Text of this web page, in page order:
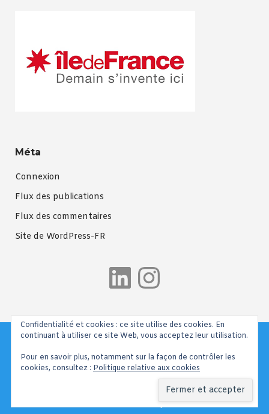
Méta
Connexion
Flux des publications
Flux des commentaires
Site de WordPress-FR
LinkedIn
Menu Principal
Confidentialité et cookies : ce site utilise des cookies. En
continuant à utiliser ce site Web, vous acceptez leur utilisation.
Pour en savoir plus, notamment sur la façon de contrôler les
cookies, consultez : Politique relative aux cookies